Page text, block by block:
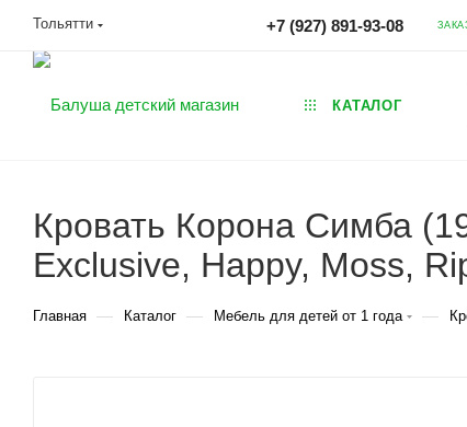
Тольятти +7 (927) 891-93-08
КАТАЛОГ
Кровать Корона Симба
Exclusive, Happy, Moss,
Главная — Каталог — Мебель для детей от 1 года —